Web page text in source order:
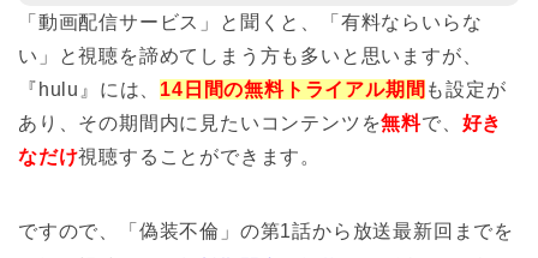
「動画配信サービス」と聞くと、「有料ならいらな
い」と視聴を諦めてしまう方も多いと思いますが、
『hulu』には、 14 日間の無料トライアル期間 も設定が
あり、その期間内に見たいコンテンツを無料で、 好き
なだけ視聴することができます。
ですので、
「偽装不倫」の第1話から放送最新回までを